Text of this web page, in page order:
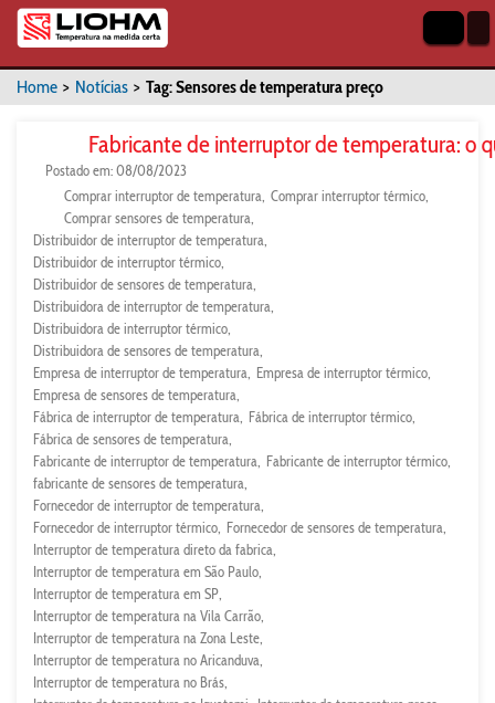
Home > Notícias > Tag: Sensores de temperatura preço
Fabricante de interruptor de temperatura: o
Postado em: 08/08/2023
Comprar interruptor de temperatura Comprar interruptor térmico
Comprar sensores de temperatura
Distribuidor de interruptor de temperatura
Distribuidor de interruptor térmico
Distribuidor de sensores de temperatura
Distribuidora de interruptor de temperatura
Distribuidora de interruptor térmico
Distribuidora de sensores de temperatura
Empresa de interruptor de temperatura
Empresa de interruptor térmico
Empresa de sensores de temperatura
Fábrica de interruptor de temperatura
Fábrica de interruptor térmico
Fábrica de sensores de temperatura
Fabricante de interruptor de temperatura
Fabricante de interruptor térmico
fabricante de sensores de temperatura
Fornecedor de interruptor de temperatura
Fornecedor de interruptor térmico Fornecedor de sensores de temperatura
Interruptor de temperatura direto da fabrica
Interruptor de temperatura em São Paulo
Interruptor de temperatura em SP
Interruptor de temperatura na Vila Carrão
Interruptor de temperatura na Zona Leste
Interruptor de temperatura no Aricanduva
Interruptor de temperatura no Brás